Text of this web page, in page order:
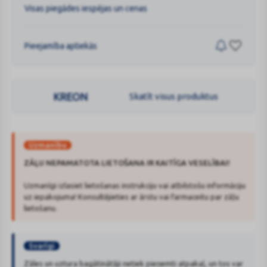
Visas piegādes iespējas un cenas
Pieejamība aptiekās
KREON Skatīt visus produktus
Uzmanību
ZĀĻU NEPAMATOTA LIETOŠANA IR KAITĪGA VESELĪBAI!
Uzmanīgi izlasiet lietošanas instrukciju vai atbilstošu informāciju
uz iepakojuma! Konsultējieties ar ārstu vai farmaceitu par zāļu
lietošanu.
Svarīgi
Zāles un uztura bagātinātāji netiek pieņemti atpakaļ, un tos var